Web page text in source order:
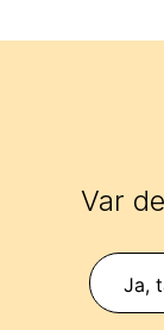
Var
Ja,